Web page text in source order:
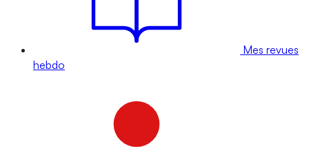
Mes revues
hebdo